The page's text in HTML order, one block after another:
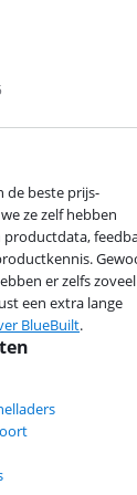
de beste prijs-
ze zelf hebben
productdata,
er zelfs zoveel
een extra lange
BlueBuilt.